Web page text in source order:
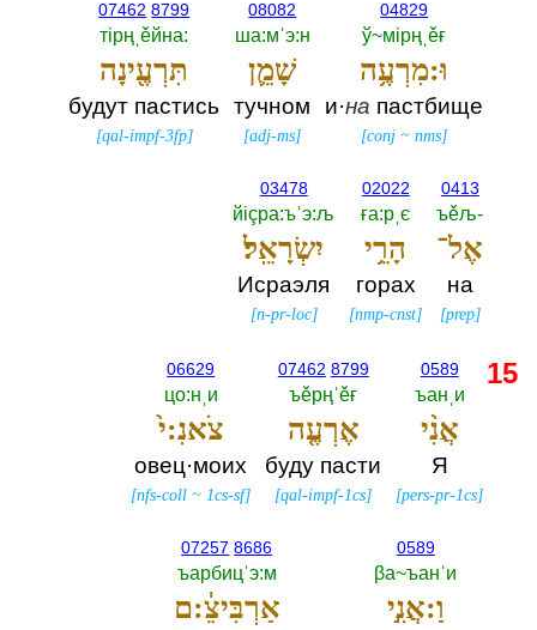
04829
ў~мiрңˌěғ
וּ:מִרְעֶ֥ה
и·на пастбище
[conj ~nms]
08082
ша:мˈэ:н
שָׁמֵ֛ן
тучном
[adj-ms]
07462 8799
тiрңˌěйна:‎
תִּרְעֶ֖ינָה
будут пастись
[qal-impf-3fp]
0413
ъěљ-‎
אֶל־
на
[prep]
02022
ға:рˌє
הָרֵ֥י
горах
[nmp-cnst]
03478
йiçра:ъˈэ:љ
יִשְׂרָאֵֽל׃
Исраэля
[n-pr-loc]
0589
ъанˌи
אֲנִ֨י
Я
[pers-pr-1cs]
07462 8799
ъěрңˈěғ
אֶרְעֶ֤ה
буду пасти
[qal-impf-1cs]
06629
цо:нˌи
צֹאנִ:י֙
овец·моих
[nfs-coll ~1cs-sf]
0589
βа~ъанˈи
וַ:אֲנִ֣י
07257 8686
ъарбицˈэ:м
אַרְבִּיצֵ֔:ם
15